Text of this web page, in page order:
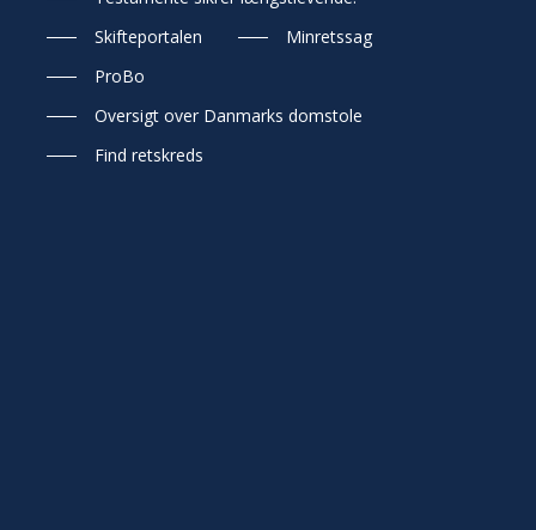
Skifteportalen
Minretssag
ProBo
Oversigt over Danmarks domstole
Find retskreds